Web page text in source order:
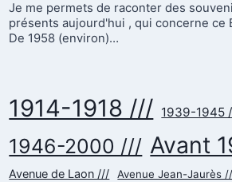
Je me permets de raconter des
présents aujourd'hui , qui concerne ce
De 1958 (environ)…
1914-1918 /// 1939-1945
1946-2000 /// Avant
Avenue de Laon /// Avenue Jean-Jaurès